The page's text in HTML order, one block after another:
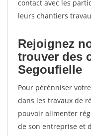
contact avec les
leurs chantiers
Rejoignez
trouver des
Segoufielle
Pour pérénniser
dans les travaux de
pouvoir alimenter
de son entreprise et